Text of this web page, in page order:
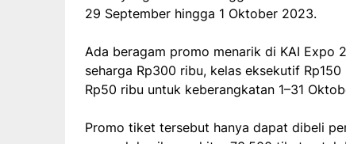
29 September hingga 1 Oktober 2023.
Ada beragam promo menarik di KAI Expo
seharga Rp300 ribu, kelas eksekutif
Rp50 ribu untuk keberangkatan 1–31
Promo tiket tersebut hanya dapat dibeli